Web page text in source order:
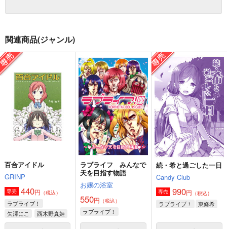
関連商品(ジャンル)
百合アイドル
GRINP
専売 440円 （税込）
ラブライブ！
矢澤にこ
西木野真姫
ラブライフ みんなで
天を目指す物語
お嬢の浴室
550円 （税込）
ラブライブ！
続・希と過ごした一日
Candy Club
専売 990円 （税込）
ラブライブ！ 東條希